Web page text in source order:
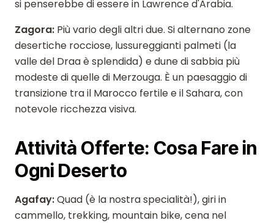
si penserebbe di essere in Lawrence d'Arabia.
Zagora: Più vario degli altri due. Si alternano zone
desertiche rocciose, lussureggianti palmeti (la
valle del Draa è splendida) e dune di sabbia più
modeste di quelle di Merzouga. È un paesaggio di
transizione tra il Marocco fertile e il Sahara, con
notevole ricchezza visiva.
Attività Offerte: Cosa Fare in
Ogni Deserto
Agafay:Quad (è la nostra specialità!), giri in
cammello, trekking, mountain bike, cena nel